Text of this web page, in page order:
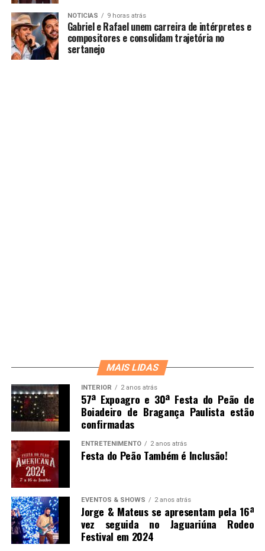
NOTICIAS 9 horas atrás
Gabriel e Rafael unem carreira de intérpretes e
compositores e consolidam trajetória no
sertanejo
MAIS LIDAS
INTERIOR 2 anos atrás
57ª Expoagro e 30ª Festa do Peão de
Boiadeiro de Bragança Paulista estão
confirmadas
ENTRETENIMENTO 2 anos atrás
Festa do Peão Também é Inclusão!
EVENTOS & SHOWS 2 anos atrás
Jorge & Mateus se apresentam pela 16ª
vez seguida no Jaguariúna Rodeo
Festival em 2024